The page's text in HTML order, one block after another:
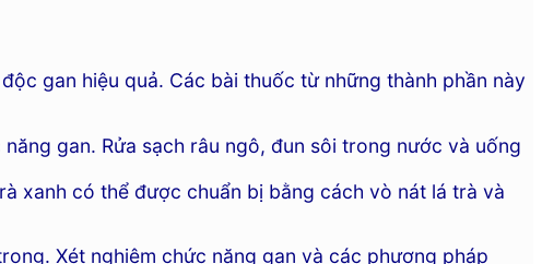
gan hiệu quả. Các bài thuốc từ những thành phần này
gan. Rửa sạch râu ngô, đun sôi trong nước và uống
xanh có thể được chuẩn bị bằng cách vò nát lá trà và
Xét nghiệm chức năng gan và các phương pháp